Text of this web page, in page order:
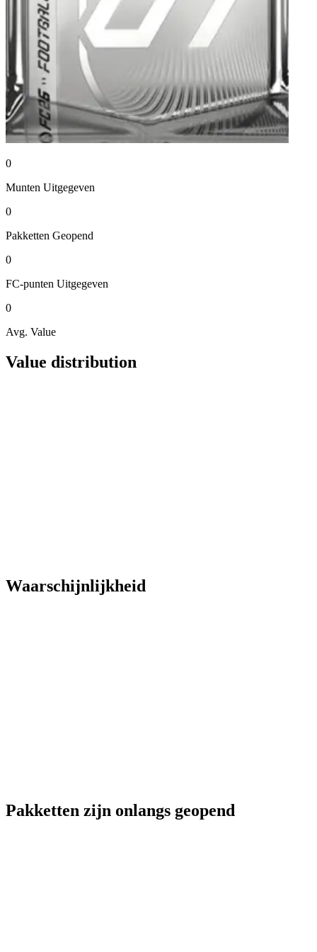
0
Munten Uitgegeven
0
Pakketten Geopend
0
FC-punten Uitgegeven
0
Avg. Value
Value distribution
Waarschijnlijkheid
Pakketten zijn onlangs geopend